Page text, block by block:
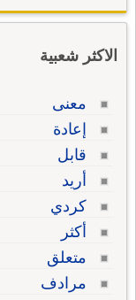
الاكثر شعبية
معنى
إعادة
قابل
أريد
كردي
أكثر
متعلق
مرادف